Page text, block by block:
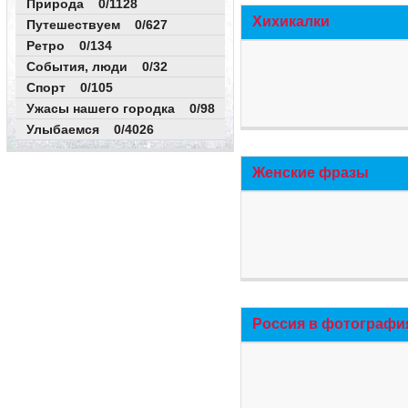
Природа 0/1128
Путешествуем 0/627
Ретро 0/134
События, люди 0/32
Спорт 0/105
Ужасы нашего городка 0/98
Улыбаемся 0/4026
Хихикалки
Женские фразы
Россия в